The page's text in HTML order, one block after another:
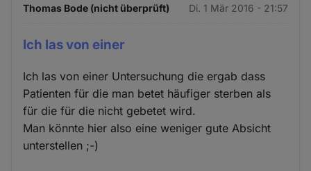
Thomas Bode (nicht überprüft) Di. 1 Mär 2016 - 21:57
Ich las von einer
Ich las von einer Untersuchung die ergab dass
Patienten für die man betet häufiger sterben als
für die für die nicht gebetet wird.
Man könnte hier also eine weniger gute Absicht
unterstellen ;-)